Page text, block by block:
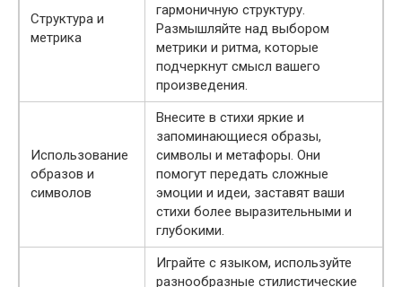
Структура и
метрика
гармоничную структуру.
Размышляйте над выбором
метрики и ритма, которые
подчеркнут смысл вашего
произведения.
Использование
образов и
символов
Внесите в стихи яркие и
запоминающиеся образы,
символы и метафоры. Они
помогут передать сложные
эмоции и идеи, заставят ваши
стихи более выразительными и
глубокими.
Играйте с языком, используйте
разнообразные стилистические